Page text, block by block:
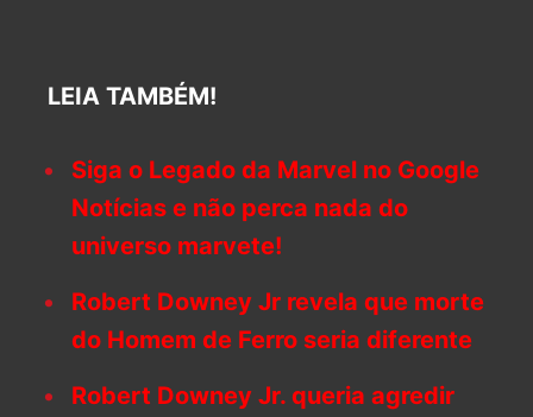
LEIA TAMBÉM!
Siga o Legado da Marvel no Google
Notícias e não perca nada do
universo marvete!
Robert Downey Jr revela que morte
do Homem de Ferro seria diferente
Robert Downey Jr. queria agredir